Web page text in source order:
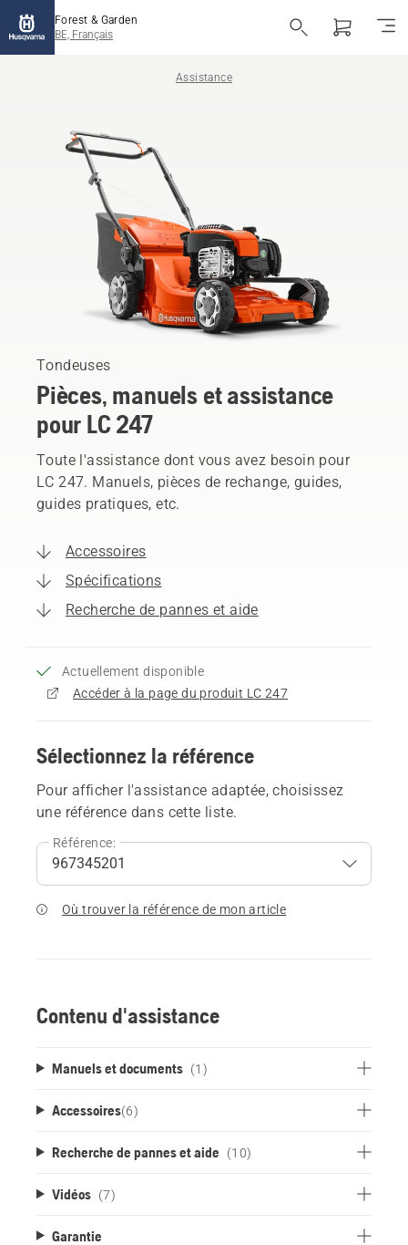
Forest & Garden
BE, Français
Assistance
Tondeuses
Pièces, manuels et assistance
pour LC 247
Toute l'assistance dont vous avez besoin pour
LC 247. Manuels, pièces de rechange, guides,
guides pratiques, etc.
Accessoires
Spécifications
Recherche de pannes et aide
Actuellement disponible
Accéder à la page du produit LC 247
Sélectionnez la référence
Pour afficher l'assistance adaptée, choisissez
une référence dans cette liste.
Référence:
Où trouver la référence de mon article
Contenu d'assistance
Manuels et documents (1)
Accessoires(6)
Recherche de pannes et aide (10)
Vidéos (7)
Garantie